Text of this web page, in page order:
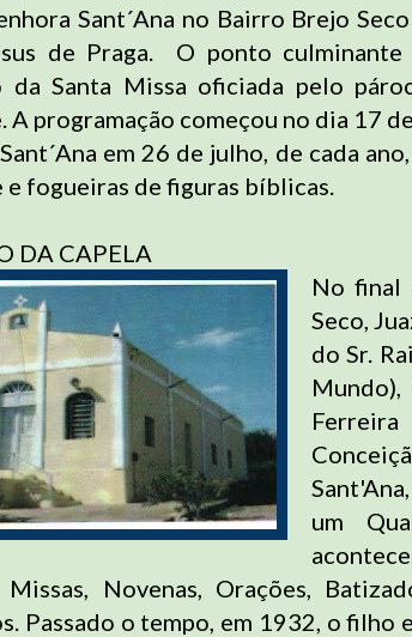
Sant´Ana no Bairro Brejo
de Praga. O ponto culminante
da Santa Missa oficiada pelo
A programação começou no dia 17
em 26 de julho, de cada
fogueiras de figuras bíblicas.
DA CAPELA
No final
Seco,
do Sr.
Mundo),
um
Novenas, Orações,
Passado o tempo, em 1932, o